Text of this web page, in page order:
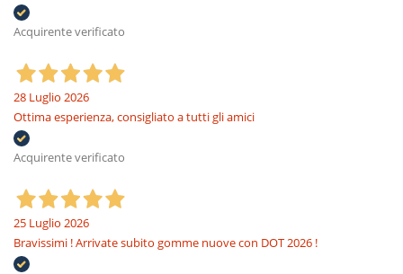
Acquirente verificato
28 Luglio 2026
Ottima esperienza, consigliato a tutti gli amici
Acquirente verificato
25 Luglio 2026
Bravissimi ! Arrivate subito gomme nuove con DOT 2026 !